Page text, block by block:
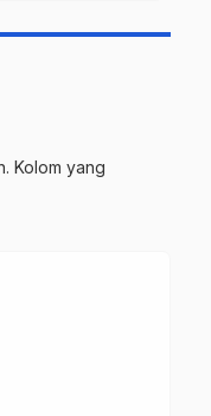
Kolom yang